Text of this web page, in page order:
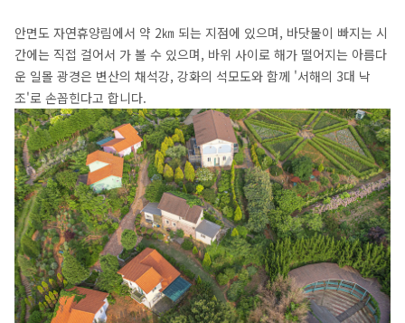
안면도 자연휴양림에서 약 2㎞ 되는 지점에 있으며, 바닷물이 빠지는 시
간에는 직접 걸어서 가 볼 수 있으며, 바위 사이로 해가 떨어지는 아름다
운 일몰 광경은 변산의 채석강, 강화의 석모도와 함께 '서해의 3대 낙
조'로 손꼽힌다고 합니다.